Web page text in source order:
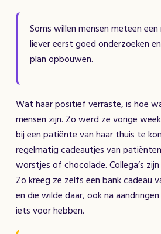
Soms willen mensen meteen een
liever eerst goed onderzoeken
plan opbouwen.
Wat haar positief verraste, is hoe
mensen zijn. Zo werd ze vorige
bij een patiënte van haar thuis te
regelmatig cadeautjes van
worstjes of chocolade. Collega’s
Zo kreeg ze zelfs een bank cadeau
en die wilde daar, ook na
iets voor hebben.